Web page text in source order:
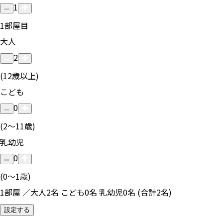
1
1部屋目
大人
2
(12歳以上)
こども
0
(2〜11歳)
乳幼児
0
(0〜1歳)
1部屋 ／大人2名 こども0名 乳幼児0名 (合計2名)
設定する